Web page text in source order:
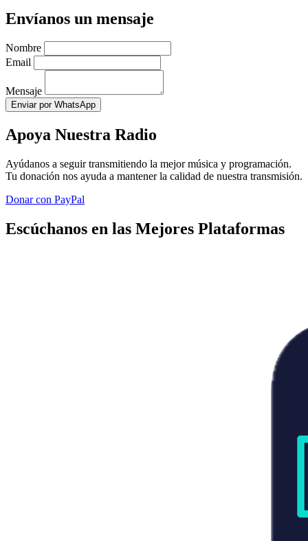
Envíanos un mensaje
Nombre
Email
Mensaje
Enviar por WhatsApp
Apoya Nuestra Radio
Ayúdanos a seguir transmitiendo la mejor música y programación.
Tu donación nos ayuda a mantener la calidad de nuestra transmisión.
Donar con PayPal
Escúchanos en las Mejores Plataformas